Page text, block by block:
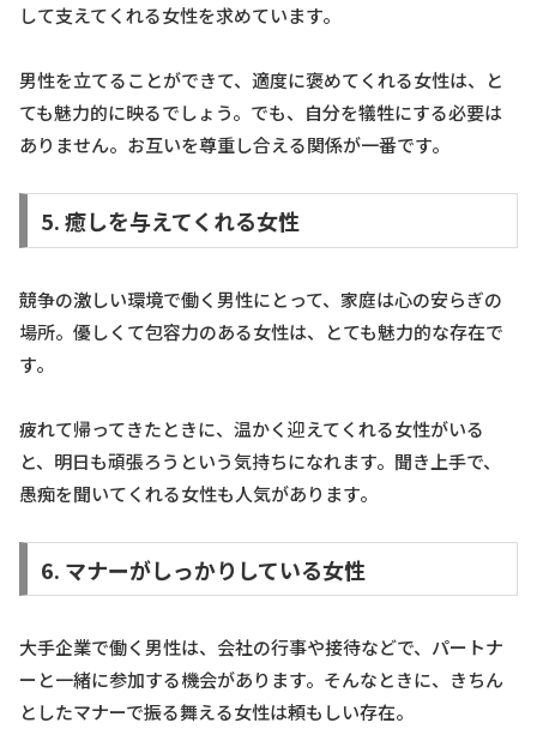
して支えてくれる女性を求めています。
男性を立てることができて、適度に褒めてくれる女性は、と
ても魅力的に映るでしょう。でも、自分を犠牲にする必要は
ありません。お互いを尊重し合える関係が一番です。
5. 癒しを与えてくれる女性
競争の激しい環境で働く男性にとって、家庭は心の安らぎの
場所。優しくて包容力のある女性は、とても魅力的な存在で
す。
疲れて帰ってきたときに、温かく迎えてくれる女性がいる
と、明日も頑張ろうという気持ちになれます。聞き上手で、
愚痴を聞いてくれる女性も人気があります。
6. マナーがしっかりしている女性
大手企業で働く男性は、会社の行事や接待などで、パートナ
ーと一緒に参加する機会があります。そんなときに、きちん
としたマナーで振る舞える女性は頼もしい存在。